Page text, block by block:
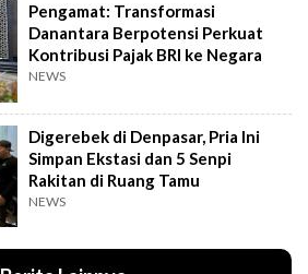
Pengamat: Transformasi
Danantara Berpotensi Perkuat
Kontribusi Pajak BRI ke Negara
NEWS
Digerebek di Denpasar, Pria Ini
Simpan Ekstasi dan 5 Senpi
Rakitan di Ruang Tamu
NEWS